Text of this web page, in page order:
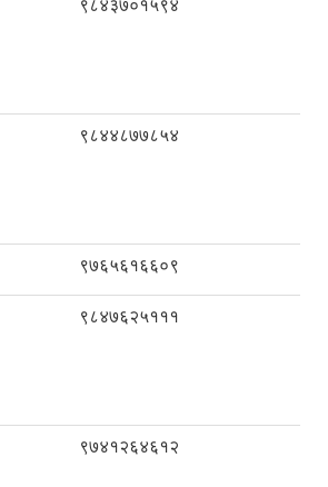
९८४३७०१५९४
९८४४८७७८५४
९७६५६१६६०९
९८४७६२५१११
९७४१२६४६१२